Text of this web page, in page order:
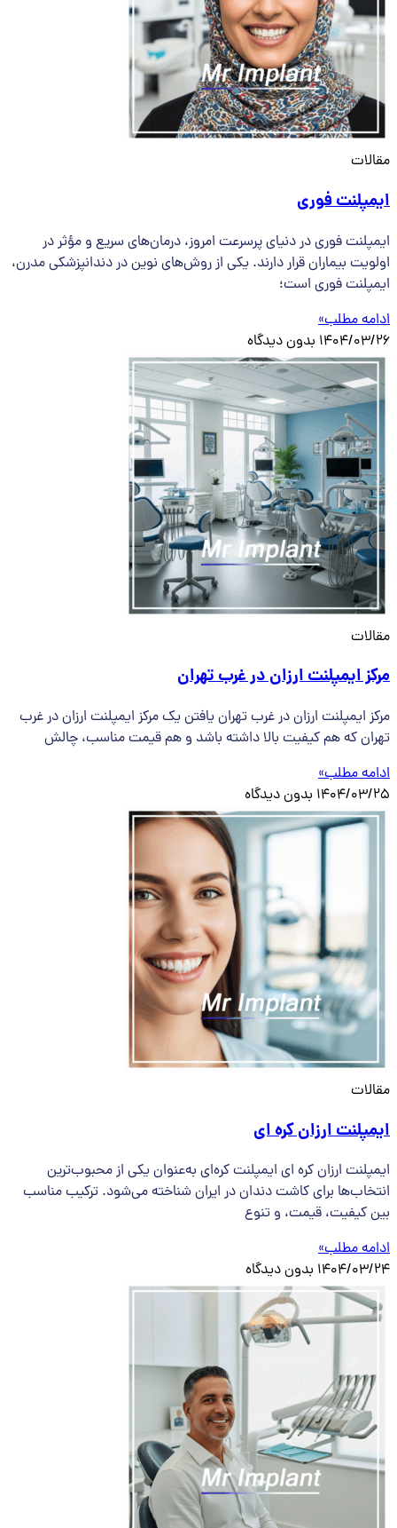
مقالات
ایمپلنت فوری
ایمپلنت فوری در دنیای پرسرعت امروز، درمان‌های سریع و مؤثر در
اولویت بیماران قرار دارند. یکی از روش‌های نوین در دندانپزشکی مدرن،
ایمپلنت فوری است؛
ادامه مطلب»
1404/03/26 بدون دیدگاه
مقالات
مرکز ایمپلنت ارزان در غرب تهران
مرکز ایمپلنت ارزان در غرب تهران یافتن یک مرکز ایمپلنت ارزان در غرب
تهران که هم کیفیت بالا داشته باشد و هم قیمت مناسب، چالش
ادامه مطلب»
1404/03/25 بدون دیدگاه
مقالات
ایمپلنت ارزان کره ای
ایمپلنت ارزان کره ای ایمپلنت کره‌ای به‌عنوان یکی از محبوب‌ترین
انتخاب‌ها برای کاشت دندان در ایران شناخته می‌شود. ترکیب مناسب
بین کیفیت، قیمت، و تنوع
ادامه مطلب»
1404/03/24 بدون دیدگاه